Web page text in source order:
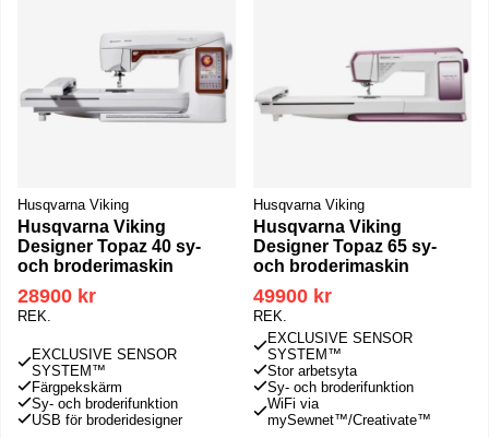
Husqvarna Viking
Husqvarna Viking
Designer Topaz 40 sy-
och broderimaskin
28900 kr
REK.
EXCLUSIVE SENSOR
SYSTEM™
Färgpekskärm
Sy- och broderifunktion
USB för broderidesigner
Husqvarna Viking
Husqvarna Viking
Designer Topaz 65 sy-
och broderimaskin
49900 kr
REK.
EXCLUSIVE SENSOR
SYSTEM™
Stor arbetsyta
Sy- och broderifunktion
WiFi via
mySewnet™/Creativate™